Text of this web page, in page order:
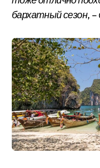
бархатный сезон, –